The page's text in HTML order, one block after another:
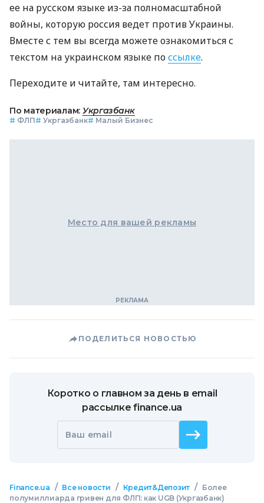
ее на русском языке из-за полномасштабной
войны, которую россия ведет против Украины.
Вместе с тем вы всегда можете ознакомиться с
текстом на украинском языке поссылке.
Переходите и читайте, там интересно.
По материалам: Укргазбанк
# ФЛП# Укргазбанк# Малый Бизнес
Место для вашей рекламы
ПОДЕЛИТЬСЯ НОВОСТЬЮ
Коротко о главном за день в email
рассылке finance.ua
Ваш email
Finance.ua / Все новости / Кредит&Депозит /
Более
полумиллиарда гривен для ФЛП: как UGB (Укргазбанк)